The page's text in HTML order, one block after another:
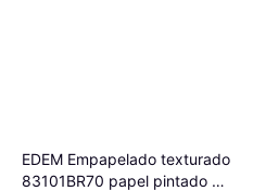
EDEM Empapelado texturado
83101BR70 papel pintado no